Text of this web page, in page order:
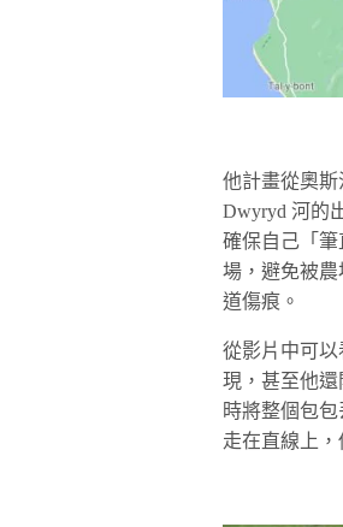
他計畫從奧
Dwyryd 河的
確保自己「
場，避免被
道傷痕。
從影片中可
現，甚至他
時將整個包
走在直線上，